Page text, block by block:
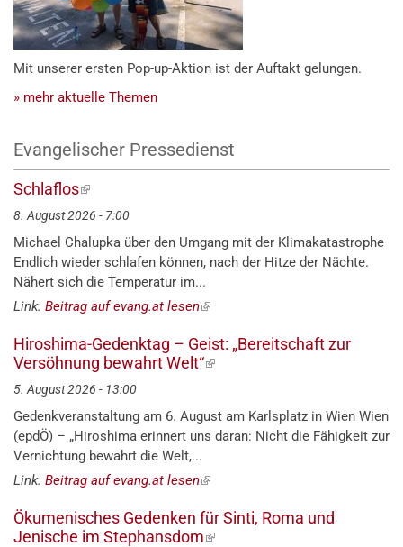
Mit unserer ersten Pop-up-Aktion ist der Auftakt gelungen.
» mehr aktuelle Themen
Evangelischer Pressedienst
Schlaflos(externer
Link)
8. August 2026 - 7:00
Michael Chalupka über den Umgang mit der Klimakatastrophe
Endlich wieder schlafen können, nach der Hitze der Nächte.
Nähert sich die Temperatur im...
Link: Beitrag auf evang.at lesen(externer
Hiroshima-Gedenktag – Geist: „Bereitschaft zur
Versöhnung bewahrt Welt“(externer
5. August 2026 - 13:00
Gedenkveranstaltung am 6. August am Karlsplatz in Wien Wien
(epdÖ) – „Hiroshima erinnert uns daran: Nicht die Fähigkeit zur
Vernichtung bewahrt die Welt,...
Link: Beitrag auf evang.at lesen(externer
Ökumenisches Gedenken für Sinti, Roma und
Jenische im Stephansdom(externer